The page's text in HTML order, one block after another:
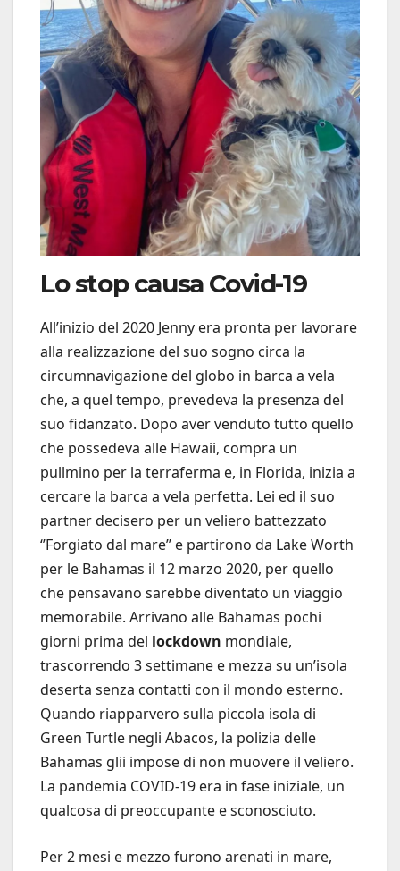
Lo stop causa Covid-19
All’inizio del 2020 Jenny era pronta per lavorare
alla realizzazione del suo sogno circa la
circumnavigazione del globo in barca a vela
che, a quel tempo, prevedeva la presenza del
suo fidanzato. Dopo aver venduto tutto quello
che possedeva alle Hawaii, compra un
pullmino per la terraferma e, in Florida, inizia a
cercare la barca a vela perfetta. Lei ed il suo
partner decisero per un veliero battezzato
‘’Forgiato dal mare’’ e partirono da Lake Worth
per le Bahamas il 12 marzo 2020, per quello
che pensavano sarebbe diventato un viaggio
memorabile. Arrivano alle Bahamas pochi
giorni prima del lockdown mondiale,
trascorrendo 3 settimane e mezza su un’isola
deserta senza contatti con il mondo esterno.
Quando riapparvero sulla piccola isola di
Green Turtle negli Abacos, la polizia delle
Bahamas glii impose di non muovere il veliero.
La pandemia COVID-19 era in fase iniziale, un
qualcosa di preoccupante e sconosciuto.
Per 2 mesi e mezzo furono arenati in mare,